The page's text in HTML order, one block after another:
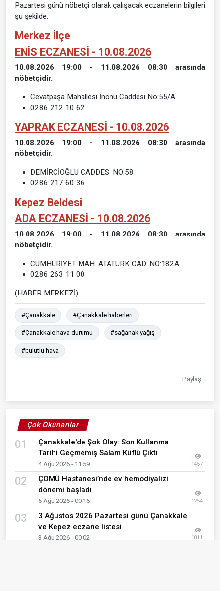
Pazartesi günü nöbetçi olarak çalışacak eczanelerin bilgileri
şu şekilde:
Merkez İlçe
ENİS ECZANESİ - 10.08.2026
10.08.2026 19:00 - 11.08.2026 08:30 arasında
nöbetçidir.
Cevatpaşa Mahallesi İnönü Caddesi No:55/A
0286 212 10 62
YAPRAK ECZANESİ - 10.08.2026
10.08.2026 19:00 - 11.08.2026 08:30 arasında
nöbetçidir.
DEMİRCİOĞLU CADDESİ NO:58
0286 217 60 36
Kepez Beldesi
ADA ECZANESİ - 10.08.2026
10.08.2026 19:00 - 11.08.2026 08:30 arasında
nöbetçidir.
CUMHURİYET MAH. ATATÜRK CAD. NO:182A
0286 263 11 00
(HABER MERKEZİ)
#Çanakkale #Çanakkale haberleri
#Çanakkale hava durumu #sağanak yağış
#bulutlu hava
Paylaş
Çok Okunanlar
01
Çanakkale'de Şok Olay: Son Kullanma
Tarihi Geçmemiş Salam Küflü Çıktı
4 Ağu 2026 - 11:59 1457
02
ÇOMÜ Hastanesi’nde ev hemodiyalizi
dönemi başladı
5 Ağu 2026 - 00:16 1254
03
3 Ağustos 2026 Pazartesi günü Çanakkale
ve Kepez eczane listesi
3 Ağu 2026 - 00:02 1011